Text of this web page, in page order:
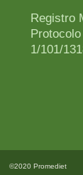
Registro
1/101/
©2020 Promediet